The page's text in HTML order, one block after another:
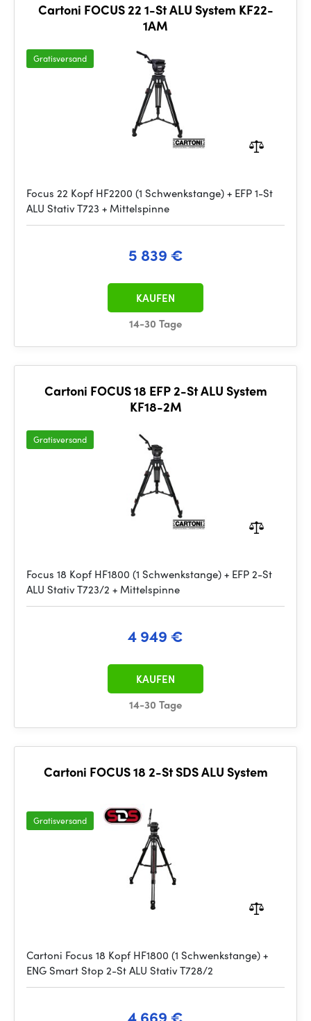
Cartoni FOCUS 22 1-St ALU System KF22-
1AM
Gratisversand
Focus 22 Kopf HF2200 (1 Schwenkstange) + EFP 1-St
ALU Stativ T723 + Mittelspinne
5 839 €
14-30 Tage
KAUFEN
Cartoni FOCUS 18 EFP 2-St ALU System
KF18-2M
Gratisversand
Focus 18 Kopf HF1800 (1 Schwenkstange) + EFP 2-St
ALU Stativ T723/2 + Mittelspinne
4 949 €
14-30 Tage
KAUFEN
Cartoni FOCUS 18 2-St SDS ALU System
Gratisversand
Cartoni Focus 18 Kopf HF1800 (1 Schwenkstange) +
ENG Smart Stop 2-St ALU Stativ T728/2
4 669 €